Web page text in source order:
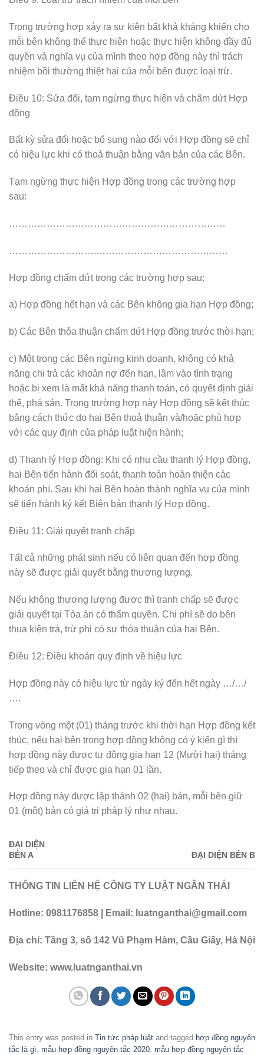
Trong trường hợp xảy ra sự kiện bất khả kháng khiến cho
mỗi bên không thể thực hiện hoặc thực hiện không đầy đủ
quyền và nghĩa vụ của mình theo hợp đồng này thì trách
nhiệm bồi thường thiệt hại của mỗi bên được loại trừ.
Điều 10: Sửa đổi, tạm ngừng thực hiện và chấm dứt Hợp
đồng
Bất kỳ sửa đổi hoặc bổ sung nào đối với Hợp đồng sẽ chỉ
có hiệu lực khi có thoả thuận bằng văn bản của các Bên.
Tạm ngừng thực hiện Hợp đồng trong các trường hợp
sau:
……………………………………………………………
……………………….……………………………………
Hợp đồng chấm dứt trong các trường hợp sau:
a) Hợp đồng hết hạn và các Bên không gia hạn Hợp đồng;
b) Các Bên thỏa thuận chấm dứt Hợp đồng trước thời hạn;
c) Một trong các Bên ngừng kinh doanh, không có khả
năng chi trả các khoản nợ đến hạn, lâm vào tình trạng
hoặc bị xem là mất khả năng thanh toán, có quyết định giải
thể, phá sản. Trong trường hợp này Hợp đồng sẽ kết thúc
bằng cách thức do hai Bên thoả thuận và/hoặc phù hợp
với các quy định của pháp luật hiện hành;
d) Thanh lý Hợp đồng: Khi có nhu cầu thanh lý Hợp đồng,
hai Bên tiến hành đối soát, thanh toán hoàn thiện các
khoản phí. Sau khi hai Bên hoàn thành nghĩa vụ của mình
sẽ tiến hành ký kết Biên bản thanh lý Hợp đồng.
Điều 11: Giải quyết tranh chấp
Tất cả những phát sinh nếu có liên quan đến hợp đồng
này sẽ được giải quyết bằng thương lượng.
Nếu không thương lượng đươc thì tranh chấp sẽ được
giải quyết tại Tòa án có thẩm quyền. Chi phí sẽ do bên
thua kiện trả, trừ phi có sự thỏa thuận của hai Bên.
Điều 12: Điều khoản quy định về hiệu lực
Hợp đồng này có hiệu lực từ ngày ký đến hết ngày …/…/
….
Trong vòng một (01) tháng trước khi thời hạn Hợp đồng kết
thúc, nếu hai bên trong hợp đồng không có ý kiến gì thì
hợp đồng này được tự động gia hạn 12 (Mười hai) tháng
tiếp theo và chỉ được gia hạn 01 lần.
Hợp đồng này được lập thành 02 (hai) bản, mỗi bên giữ
01 (một) bản có giá trị pháp lý như nhau.
ĐẠI DIỆN
BÊN A
ĐẠI DIỆN BÊN B
THÔNG TIN LIÊN HỆ CÔNG TY LUẬT NGÂN THÁI
Hotline: 0981176858 | Email: luatnganthai@gmail.com
Địa chỉ: Tầng 3, số 142 Vũ Phạm Hàm, Cầu Giấy, Hà Nội
Website: www.luatnganthai.vn
This entry was posted in Tin tức pháp luật and tagged hợp đồng nguyên
tắc là gì mẫu hợp đồng nguyên tắc 2020 mẫu hợp đồng nguyên tắc